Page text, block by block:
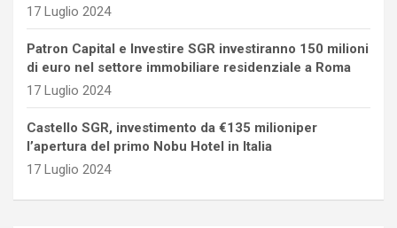
17 Luglio 2024
Patron Capital e Investire SGR investiranno 150 milioni
di euro nel settore immobiliare residenziale a Roma
17 Luglio 2024
Castello SGR, investimento da €135 milioniper
l’apertura del primo Nobu Hotel in Italia
17 Luglio 2024